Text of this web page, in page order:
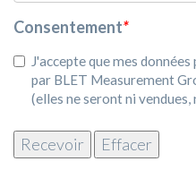
Consentement*
J'accepte que mes
par BLET Measurement
(elles ne seront ni vendues,